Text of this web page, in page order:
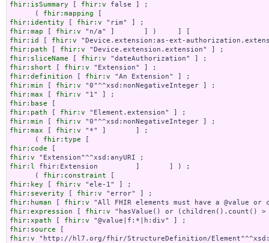
fhir:isSummary [ fhir:v false ] ;
      (
fhir:mapping
fhir:identity [ fhir:v
fhir:map [ fhir:v
fhir:id
[ fhir:v
fhir:path [ fhir:v
fhir:sliceName [ fhir:v
fhir:short [ fhir:v
fhir:definition [ fhir:v
fhir:min [ fhir:v
fhir:max [ fhir:v
fhir:base
fhir:path [ fhir:v
fhir:min [ fhir:v
fhir:max [ fhir:v "*" ]       ] ;
      (
fhir:type
fhir:code
fhir:v
fhir:l fhir:Extension         ]       ] ) ;
      (
fhir:constraint
fhir:key [ fhir:v
fhir:severity [ fhir:v
fhir:human [ fhir:v
fhir:expression [ fhir:v
fhir:xpath [ fhir:v
fhir:source
fhir:v